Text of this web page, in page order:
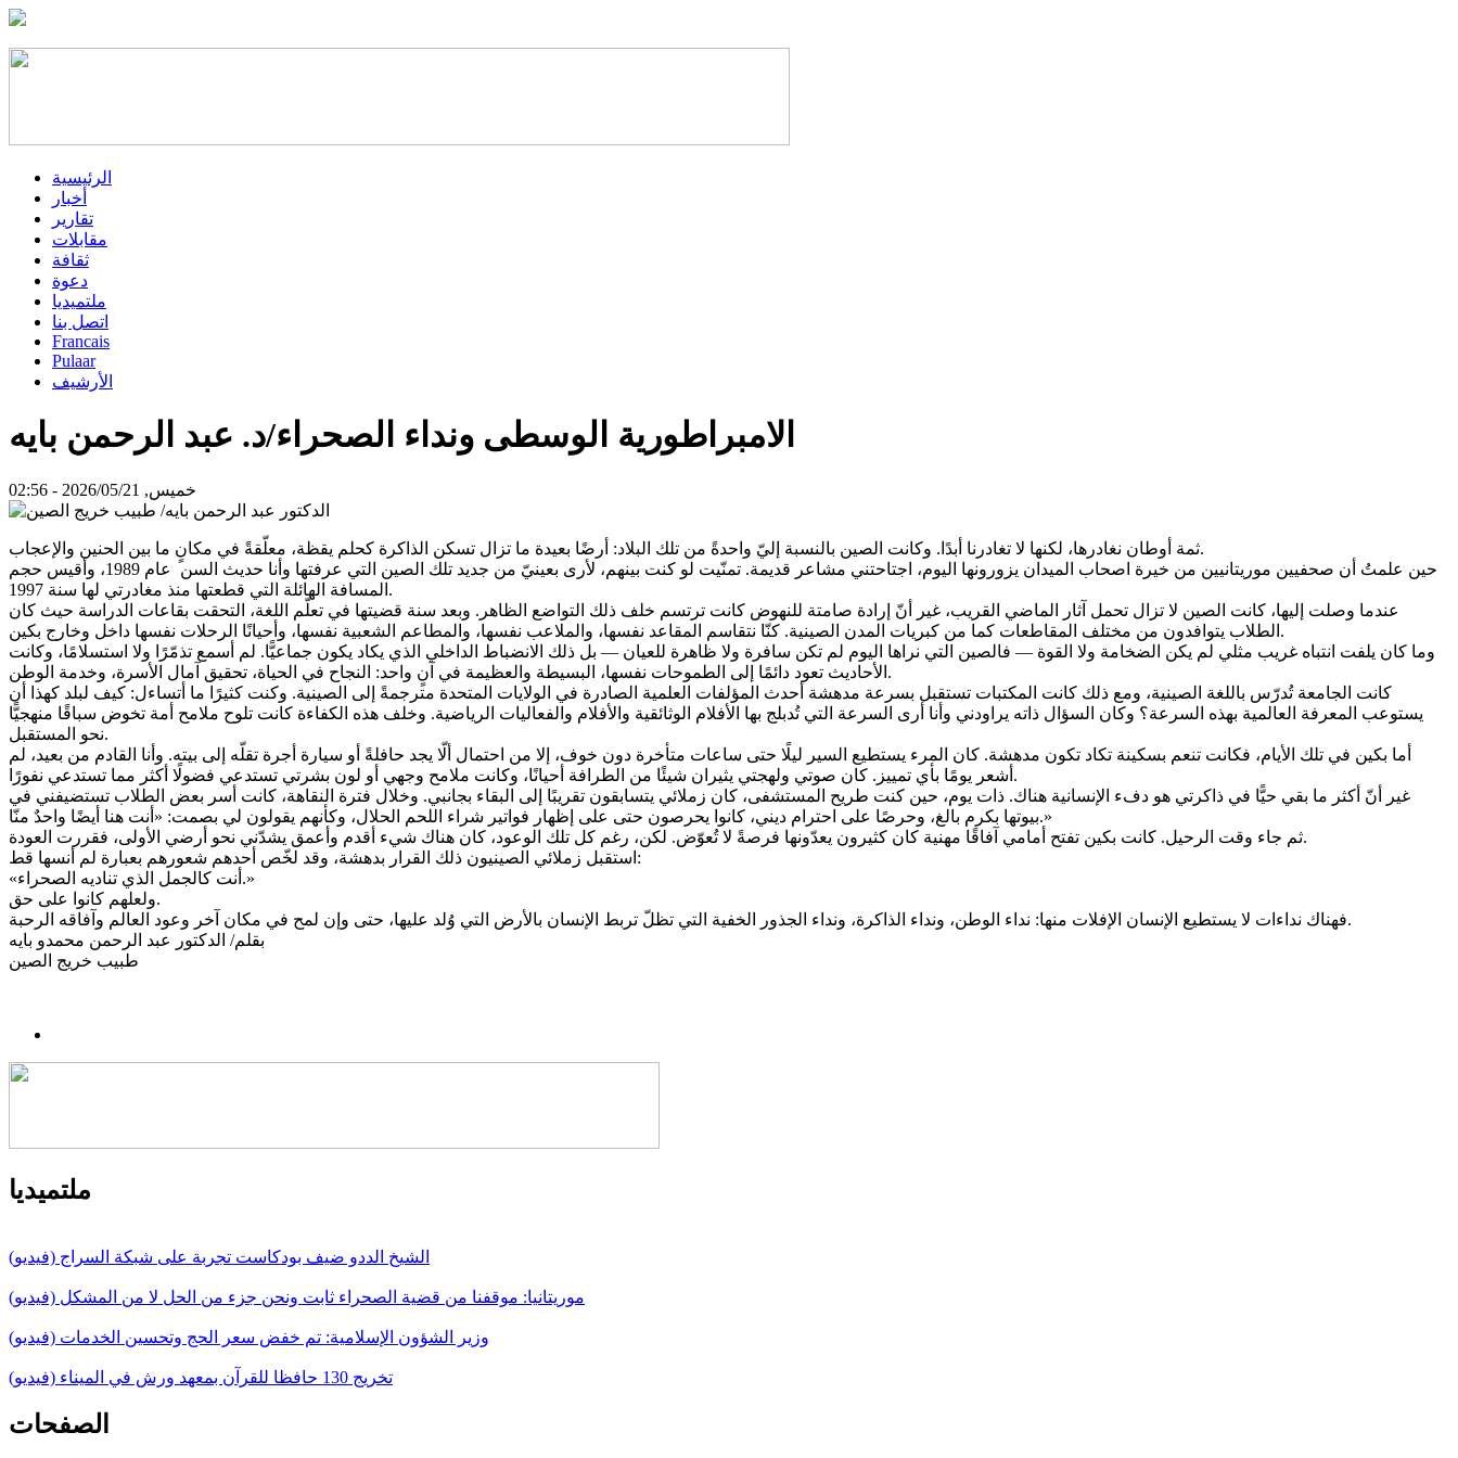
الرئيسية
أخبار
تقارير
مقابلات
ثقافة
دعوة
ملتميديا
اتصل بنا
Francais
Pulaar
الأرشيف
الامبراطورية الوسطى ونداء الصحراء/د. عبد الرحمن بايه
خميس, 2026/05/21 - 02:56
ثمة أوطان نغادرها، لكنها لا تغادرنا أبدًا. وكانت الصين بالنسبة إليّ واحدةً من تلك البلاد: أرضًا بعيدة ما تزال تسكن الذاكرة كحلم يقظة، معلّقةً في مكانٍ ما بين الحنين والإعجاب.
حين علمتُ أن صحفيين موريتانيين من خيرة اصحاب الميدان يزورونها اليوم، اجتاحتني مشاعر قديمة. تمنّيت لو كنت بينهم، لأرى بعينيّ من جديد تلك الصين التي عرفتها وأنا حديث السن عام 1989، وأقيس حجم
المسافة الهائلة التي قطعتها منذ مغادرتي لها سنة 1997.
عندما وصلت إليها، كانت الصين لا تزال تحمل آثار الماضي القريب، غير أنّ إرادة صامتة للنهوض كانت ترتسم خلف ذلك التواضع الظاهر. وبعد سنة قضيتها في تعلّم اللغة، التحقت بقاعات الدراسة حيث كان
الطلاب يتوافدون من مختلف المقاطعات كما من كبريات المدن الصينية. كنّا نتقاسم المقاعد نفسها، والملاعب نفسها، والمطاعم الشعبية نفسها، وأحيانًا الرحلات نفسها داخل وخارج بكين.
وما كان يلفت انتباه غريب مثلي لم يكن الضخامة ولا القوة — فالصين التي نراها اليوم لم تكن سافرة ولا ظاهرة للعيان — بل ذلك الانضباط الداخلي الذي يكاد يكون جماعيًّا. لم أسمع تذمّرًا ولا استسلامًا، وكانت
الأحاديث تعود دائمًا إلى الطموحات نفسها، البسيطة والعظيمة في آنٍ واحد: النجاح في الحياة، تحقيق آمال الأسرة، وخدمة الوطن.
كانت الجامعة تُدرّس باللغة الصينية، ومع ذلك كانت المكتبات تستقبل بسرعة مدهشة أحدث المؤلفات العلمية الصادرة في الولايات المتحدة مترجمةً إلى الصينية. وكنت كثيرًا ما أتساءل: كيف لبلد كهذا أن
يستوعب المعرفة العالمية بهذه السرعة؟ وكان السؤال ذاته يراودني وأنا أرى السرعة التي تُدبلج بها الأفلام الوثائقية والأفلام والفعاليات الرياضية. وخلف هذه الكفاءة كانت تلوح ملامح أمة تخوض سباقًا منهجيًّا
نحو المستقبل.
أما بكين في تلك الأيام، فكانت تنعم بسكينة تكاد تكون مدهشة. كان المرء يستطيع السير ليلًا حتى ساعات متأخرة دون خوف، إلا من احتمال ألّا يجد حافلةً أو سيارة أجرة تقلّه إلى بيته. وأنا القادم من بعيد، لم
أشعر يومًا بأي تمييز. كان صوتي ولهجتي يثيران شيئًا من الطرافة أحيانًا، وكانت ملامح وجهي أو لون بشرتي تستدعي فضولًا أكثر مما تستدعي نفورًا.
غير أنّ أكثر ما بقي حيًّا في ذاكرتي هو دفء الإنسانية هناك. ذات يوم، حين كنت طريح المستشفى، كان زملائي يتسابقون تقريبًا إلى البقاء بجانبي. وخلال فترة النقاهة، كانت أسر بعض الطلاب تستضيفني في
بيوتها بكرم بالغ، وحرصًا على احترام ديني، كانوا يحرصون حتى على إظهار فواتير شراء اللحم الحلال، وكأنهم يقولون لي بصمت: «أنت هنا أيضًا واحدٌ منّا.»
ثم جاء وقت الرحيل. كانت بكين تفتح أمامي آفاقًا مهنية كان كثيرون يعدّونها فرصةً لا تُعوّض. لكن، رغم كل تلك الوعود، كان هناك شيء أقدم وأعمق يشدّني نحو أرضي الأولى، فقررت العودة.
استقبل زملائي الصينيون ذلك القرار بدهشة، وقد لخّص أحدهم شعورهم بعبارة لم أنسها قط:
«أنت كالجمل الذي تناديه الصحراء.»
ولعلهم كانوا على حق.
فهناك نداءات لا يستطيع الإنسان الإفلات منها: نداء الوطن، ونداء الذاكرة، ونداء الجذور الخفية التي تظلّ تربط الإنسان بالأرض التي وُلد عليها، حتى وإن لمح في مكان آخر وعود العالم وآفاقه الرحبة.
بقلم/ الدكتور عبد الرحمن محمدو بايه
طبيب خريج الصين
ملتميديا
الشيخ الددو ضيف بودكاست تجربة على شبكة السراج (فيديو)
موريتانيا: موقفنا من قضية الصحراء ثابت ونحن جزء من الحل لا من المشكل (فيديو)
وزير الشؤون الإسلامية: تم خفض سعر الحج وتحسين الخدمات (فيديو)
تخريج 130 حافظا للقرآن بمعهد ورش في الميناء (فيديو)
الصفحات